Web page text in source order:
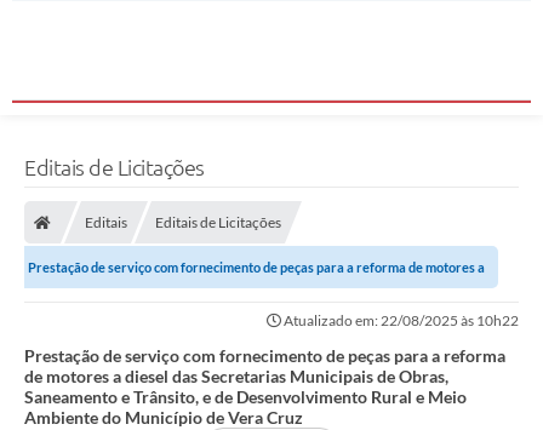
Editais de Licitações
Editais Editais de Licitações
Prestação de serviço com fornecimento de peças para a reforma de motores a
Atualizado em: 22/08/2025 às 10h22
Prestação de serviço com fornecimento de peças para a reforma
de motores a diesel das Secretarias Municipais de Obras,
Saneamento e Trânsito, e de Desenvolvimento Rural e Meio
Ambiente do Município de Vera Cruz